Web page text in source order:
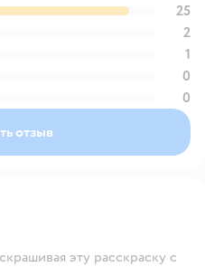
25
2
1
0
0
отзыв
эту расскраску с